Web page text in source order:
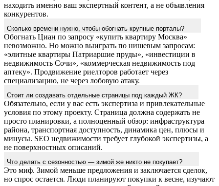
находить именно ваш экспертный контент, а не объявления
конкурентов.
Сколько времени нужно, чтобы обогнать крупные порталы?
Обогнать Циан по запросу «купить квартиру Москва»
невозможно. Но можно выиграть по нишевым запросам:
«элитные квартиры Патриаршие пруды», «инвестиции в
недвижимость Сочи», «коммерческая недвижимость под
аптеку». Продвижение риелторов работает через
специализацию, не через лобовую атаку.
Стоит ли создавать отдельные страницы под каждый ЖК?
Обязательно, если у вас есть экспертиза и привлекательные
условия по этому проекту. Страница должна содержать не
просто планировки, а полноценный обзор: инфраструктура
района, транспортная доступность, динамика цен, плюсы и
минусы. SEO недвижимости требует глубокой экспертизы, а
не поверхностных описаний.
Что делать с сезонностью — зимой же никто не покупает?
Это миф. Зимой меньше предложения и заключается сделок,
но спрос остается. Люди планируют покупки к весне, изучают